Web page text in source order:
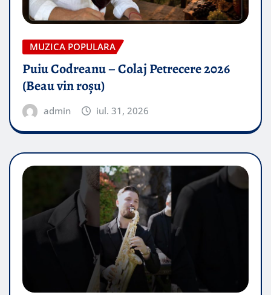
MUZICA POPULARA
Puiu Codreanu – Colaj Petrecere 2026
(Beau vin roșu)
admin iul. 31, 2026